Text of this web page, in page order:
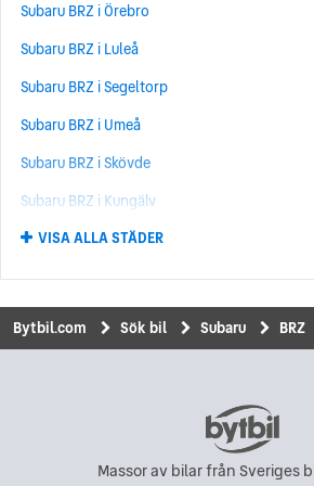
Subaru WRX (24)
Subaru BRZ (11)
Subaru Tribeca (4)
Subaru Justy (3)
Subaru SVX (1)
Subaru XT (1)
Subaru BRZ i Örebro
Subaru BRZ i Luleå
Subaru BRZ i Segeltorp
Subaru BRZ i Umeå
Subaru BRZ i Skövde
Subaru BRZ i Kungälv
Subaru BRZ i Norrköping
Subaru BRZ i Upplands Väsby
Subaru BRZ i Uddevalla
Subaru BRZ i Karlskrona
VISA ALLA STÄDER
Bytbil.com Sök bil Subaru BRZ
Massor av bilar från Sveriges